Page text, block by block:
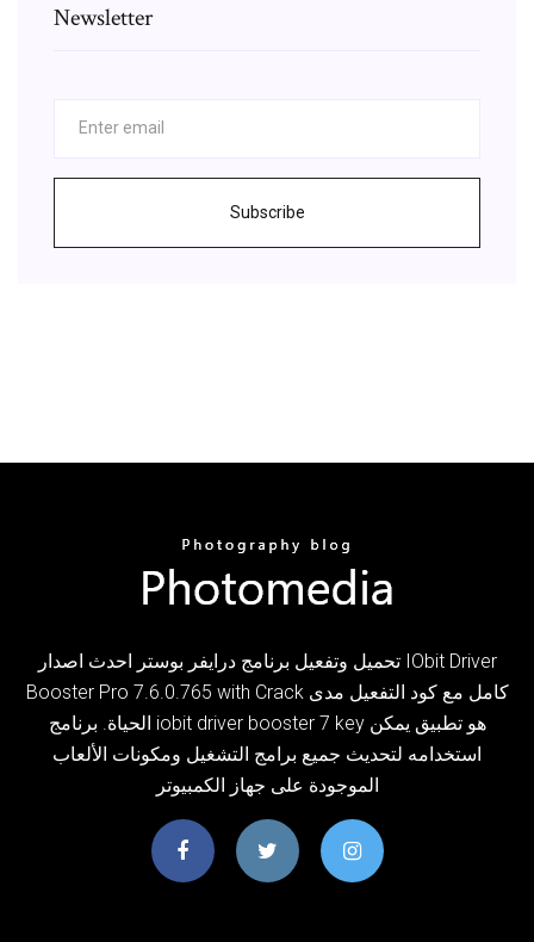
Newsletter
Subscribe
تحميل وتفعيل برنامج درايفر بوستر احدث اصدار IObit Driver
Booster Pro 7.6.0.765 with Crack كامل مع كود التفعيل مدى
الحياة. برنامج iobit driver booster 7 key هو تطبيق يمكن
استخدامه لتحديث جميع برامج التشغيل ومكونات الألعاب
الموجودة على جهاز الكمبيوتر